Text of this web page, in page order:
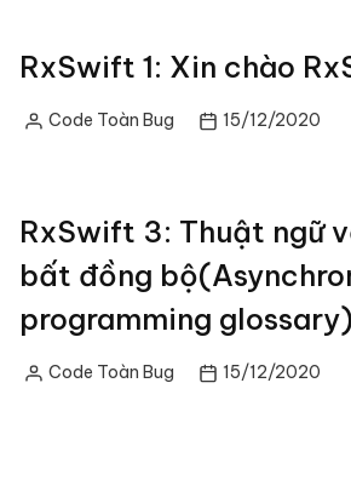
RxSwift 1: Xin chào
PostedCode Toàn Bug 15/12/2020
RxSwift 3: Thuật ngữ
bất đồng
programming glossary)
PostedCode Toàn Bug 15/12/2020